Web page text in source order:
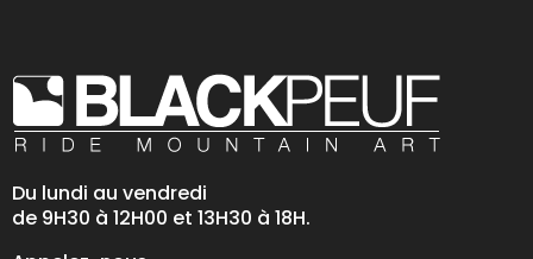
Du lundi au vendredi
de 9H30 à 12H00 et 13H30 à 18H.